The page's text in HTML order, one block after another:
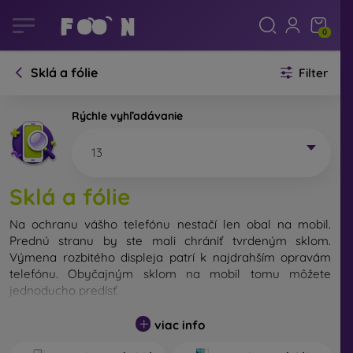
0
Sklá a fólie Filter
Rýchle vyhľadávanie
13
Sklá a fólie
Na ochranu vášho telefónu nestačí len obal na mobil.
Prednú stranu by ste mali chrániť tvrdeným sklom.
Výmena rozbitého displeja patrí k najdrahším opravám
telefónu. Obyčajným sklom na mobil tomu môžete
jednoducho predísť.
Nerozbitné sklo na mobil síce neexistuje, no v prípade
pádu ostane váš displej zväčša neporušený. Výber
viac info